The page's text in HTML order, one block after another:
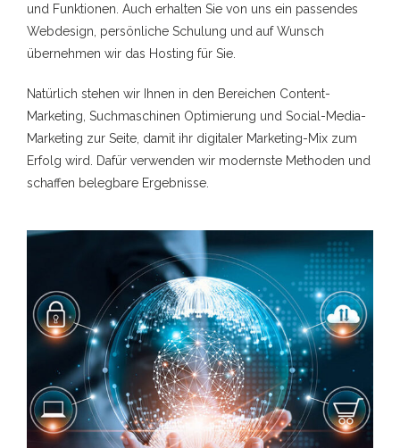
und Funktionen. Auch erhalten Sie von uns ein passendes
Webdesign, persönliche Schulung und auf Wunsch
übernehmen wir das Hosting für Sie.
Natürlich stehen wir Ihnen in den Bereichen Content-
Marketing, Suchmaschinen Optimierung und Social-Media-
Marketing zur Seite, damit ihr digitaler Marketing-Mix zum
Erfolg wird. Dafür verwenden wir modernste Methoden und
schaffen belegbare Ergebnisse.